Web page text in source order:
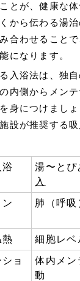
とが、健康な
から伝わる湯
合わせること
になります。
入浴法は、独
内側からメン
身につけまし
設が推奨する
湯〜とぴ
入
肺（呼吸
熱 細胞レベ
ョ
体内メン
動